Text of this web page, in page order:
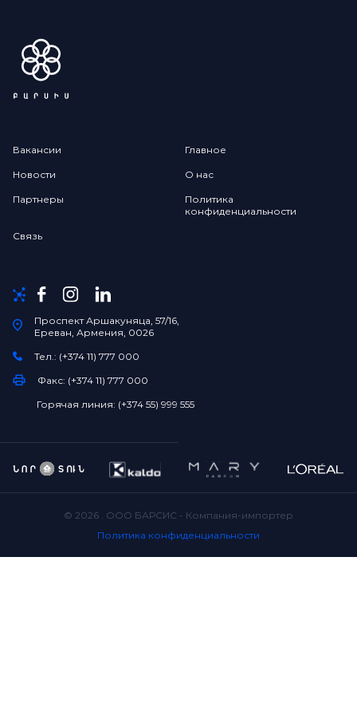
Вакансии Главное
Новости О нас
Партнеры
Политика
конфиденциальности
Связь
Проспект Аршакуняца, 57/16,
Ереван, Армения, 0026
Тел.: (+374 11) 777 000
Факс: (+374 11) 777 000
Горячая линия: (+374 55) 999 555
© 2026 . ООО БАРСИС - Компания-импортер
Политика конфиденциальности